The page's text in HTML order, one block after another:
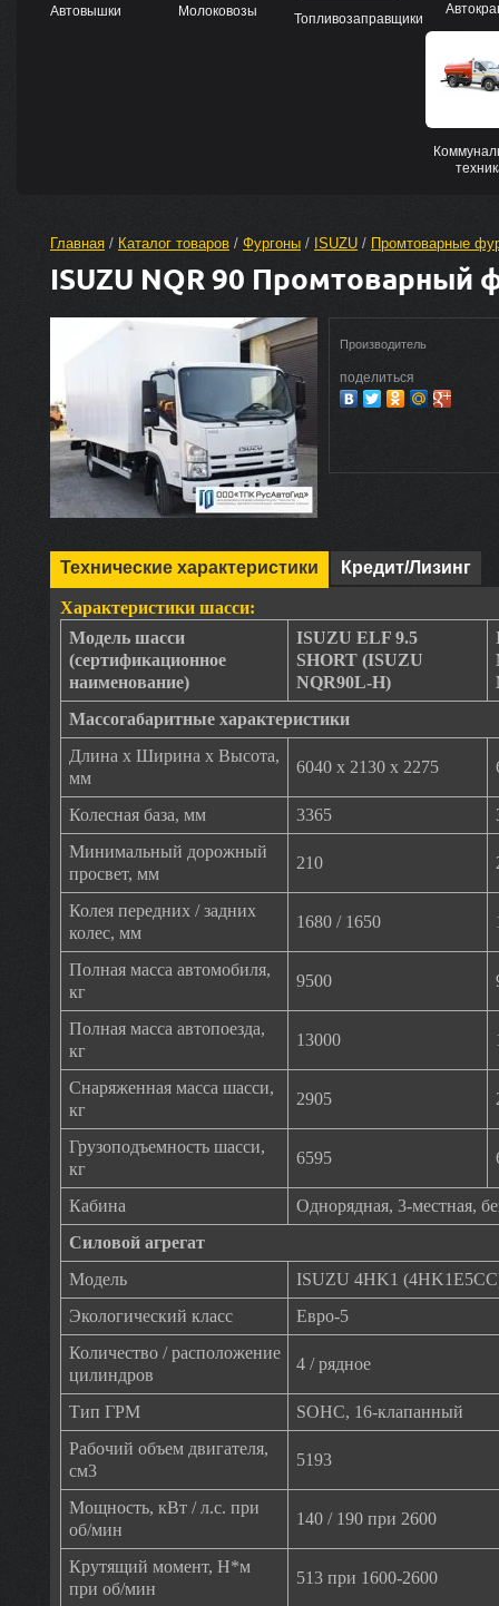
Автовышки Молоковозы Топливозаправщики
Главная / Каталог товаров / Фургоны / ISUZU / Промтоварные
ISUZU NQR 90 Промтоварный
Производитель
поделиться
Технические характеристики Кредит/Лизинг
Характеристики шасси:
Модель шасси
(сертификационное
наименование)
ISUZU ELF 9.5
SHORT (ISUZU
NQR90L-H)
Массогабаритные характеристики
Длина х Ширина х Высота,
мм
6040 х 2130 х 2275
Колесная база, мм 3365
Минимальный дорожный
просвет, мм
210
Колея передних / задних
колес, мм
1680 / 1650
Полная масса автомобиля,
кг
9500
Полная масса автопоезда,
кг
13000
Снаряженная масса шасси,
кг
2905
Грузоподъемность шасси,
кг
6595
Кабина
Однорядная, 3-местная,
Силовой агрегат
Модель
ISUZU 4HK1
Экологический класс
Евро-5
Количество / расположение
цилиндров
4 / рядное
Тип ГРМ
SOHC, 16-клапанный
Рабочий объем двигателя,
см3
5193
Мощность, кВт / л.с. при
об/мин
140 / 190 при 2600
Крутящий момент, Н*м
при об/мин
513 при 1600-2600